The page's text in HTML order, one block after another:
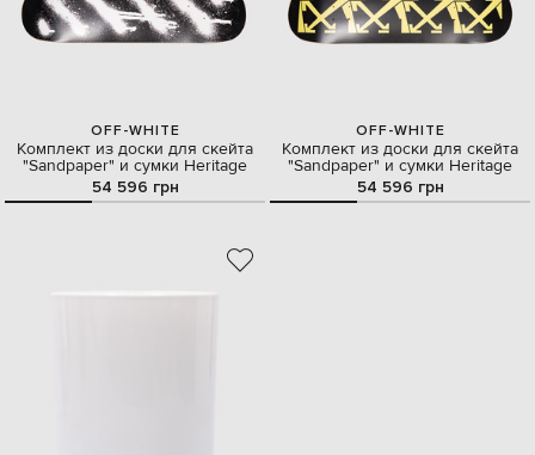
OFF-WHITE
Комплект из доски для скейта
"Sandpaper" и сумки Heritage
54 596 грн
OFF-WHITE
Комплект из доски для скейта
"Sandpaper" и сумки Heritage
54 596 грн